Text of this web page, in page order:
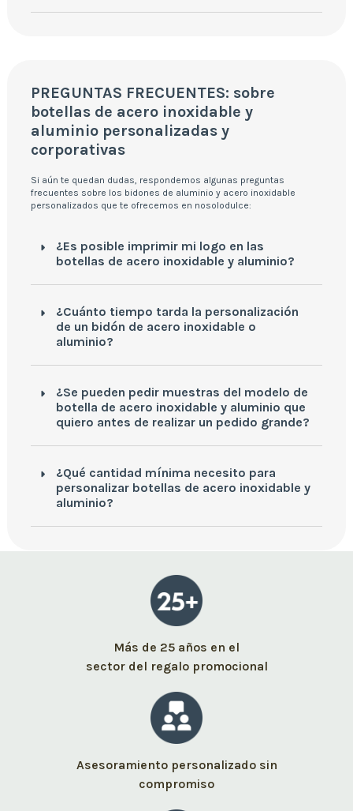
PREGUNTAS FRECUENTES: sobre
botellas de acero inoxidable y
aluminio personalizadas y
corporativas
Si aún te quedan dudas, respondemos algunas preguntas
frecuentes sobre los bidones de aluminio y acero inoxidable
personalizados que te ofrecemos en nosolodulce:
¿Es posible imprimir mi logo en las
botellas de acero inoxidable y aluminio?
¿Cuánto tiempo tarda la personalización
de un bidón de acero inoxidable o
aluminio?
¿Se pueden pedir muestras del modelo de
botella de acero inoxidable y aluminio que
quiero antes de realizar un pedido grande?
¿Qué cantidad mínima necesito para
personalizar botellas de acero inoxidable y
aluminio?
Más de 25 años en el
sector del regalo promocional
Asesoramiento personalizado sin
compromiso